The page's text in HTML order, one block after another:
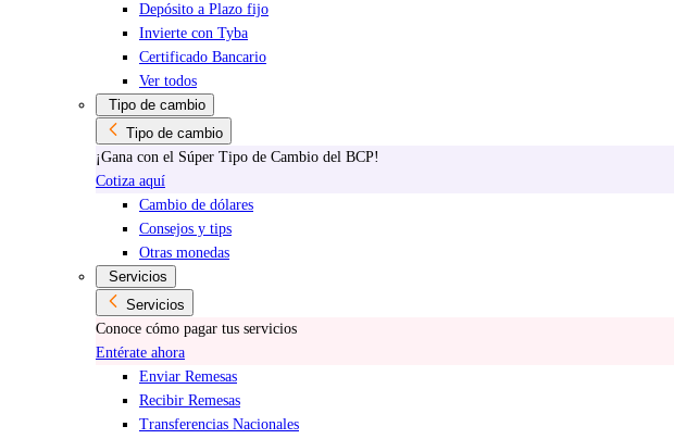
Depósito a Plazo fijo
Invierte con Tyba
Certificado Bancario
Ver todos
Tipo de cambio
Tipo de cambio
¡Gana con el Súper Tipo de Cambio del BCP!
Cotiza aquí
Cambio de dólares
Consejos y tips
Otras monedas
Servicios
Servicios
Conoce cómo pagar tus servicios
Entérate ahora
Enviar Remesas
Recibir Remesas
Transferencias Nacionales